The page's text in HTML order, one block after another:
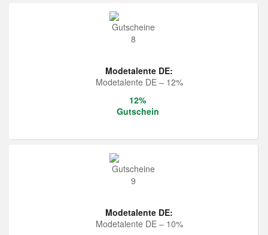
Modetalente DE:
Modetalente DE – 12%
12%
Gutschein
Modetalente DE:
Modetalente DE – 10%